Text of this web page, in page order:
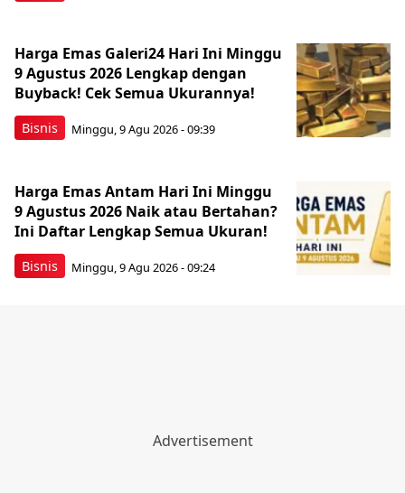
Bisnis
Harga Emas Galeri24 Hari Ini Minggu
9 Agustus 2026 Lengkap dengan
Buyback! Cek Semua Ukurannya!
Minggu, 9 Agu 2026 - 09:39
Bisnis
Harga Emas Antam Hari Ini Minggu
9 Agustus 2026 Naik atau Bertahan?
Ini Daftar Lengkap Semua Ukuran!
Minggu, 9 Agu 2026 - 09:24